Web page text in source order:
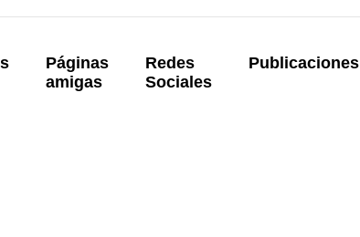
Páginas
amigas
Redes
Sociales
Publicaciones